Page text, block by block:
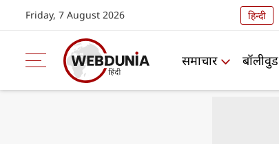
Friday, 7 August 2026 हिन्दी
समाचार बॉलीवुड